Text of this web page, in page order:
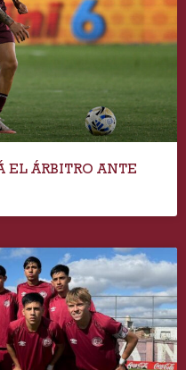
EL ÁRBITRO ANTE